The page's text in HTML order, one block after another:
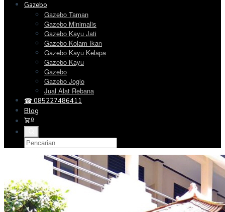
Gazebo
Gazebo Taman
Gazebo Minimalis
Gazebo Kayu Jati
Gazebo Kolam Ikan
Gazebo Kayu Kelapa
Gazebo Kayu
Gazebo
Gazebo Joglo
Jual Alat Rebana
☎ 085227486411
Blog
0